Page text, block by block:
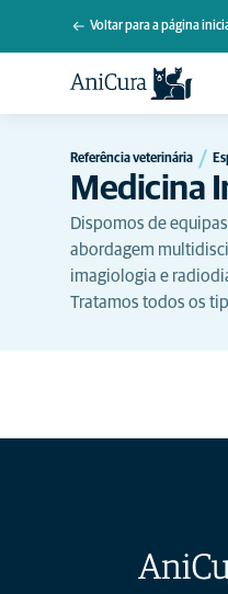
Voltar para a página
Referência veterinária
Medicina
Dispomos de
abordagem
imagiologia e
Tratamos todos os